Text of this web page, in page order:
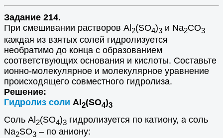
Задание 214.
При смешивании растворов Al 2(SO4)3 и Na2CO3
каждая из взятых солей гидролизуется
необратимо до конца с образованием
соответствующих основания и кислоты. Составьте
ионно-молекулярное и молекулярное уравнение
происходящего совместного гидролиза.
Решение:
Гидролиз соли Al2(SO4)3
Соль Al 2(SO4)3 гидролизуется по катиону, а соль
Na2SO3 – по аниону: